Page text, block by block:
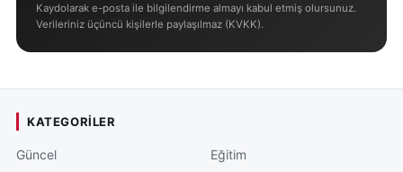
Kaydolarak e-posta ile bilgilendirme almayı kabul etmiş olursunuz.
Verileriniz üçüncü kişilerle paylaşılmaz (KVKK).
KATEGORILER
Güncel
Eğitim